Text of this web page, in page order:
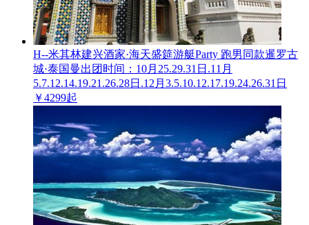
H--米其林建兴酒家·海天盛筵游艇Party 跑男同款暹罗古
城·泰国曼出团时间：10月25.29.31日.11月
5.7.12.14.19.21.26.28日.12月3.5.10.12.17.19.24.26.31日
￥4299起